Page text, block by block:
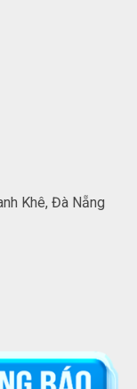
Khê, Đà Nẵng